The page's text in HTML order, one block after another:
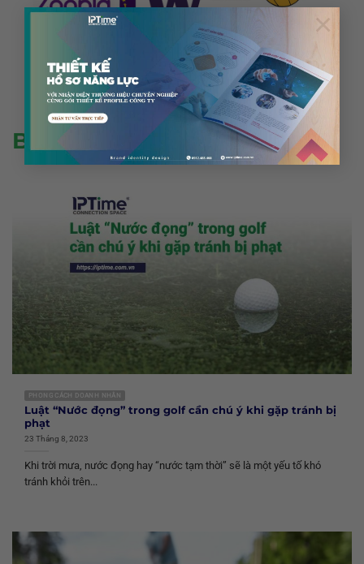
×
Logo Đen Trắng vs Logo Màu: Khi Nào Dùng Bản Nào
TẢI THÊM(4/ 1411)
BÀI VIẾT LIÊN QUAN
PHONG CÁCH DOANH NHÂN
Luật “Nước đọng” trong golf cần chú ý khi gặp tránh bị
phạt
23 Tháng 8, 2023
Khi trời mưa, nước đọng hay “nước tạm thời” sẽ là một yếu tố khó
tránh khỏi trên...